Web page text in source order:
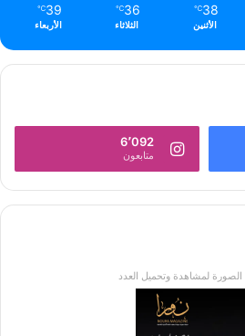
38
℃
الأثنين
36
℃
الثلاثاء
39
℃
الأربعاء
6٬092
متابعون
لمشاهدة وتحميل العدد